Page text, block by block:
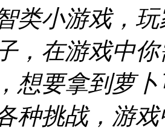
类小游戏，
，在游戏中
想要拿到萝
种挑战，游